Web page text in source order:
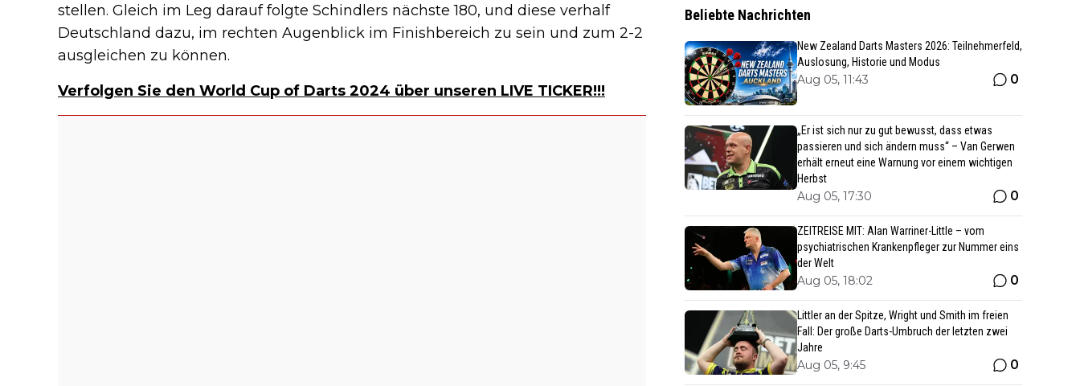
stellen. Gleich im Leg darauf folgte Schindlers nächste 180, und diese verhalf
Deutschland dazu, im rechten Augenblick im Finishbereich zu sein und zum 2-2
ausgleichen zu können.
Verfolgen Sie den World Cup of Darts 2024 über unseren LIVE TICKER!!!
Beliebte Nachrichten
New Zealand Darts Masters 2026: Teilnehmerfeld,
Auslosung, Historie und Modus
Aug 05, 11:43 0
„Er ist sich nur zu gut bewusst, dass etwas
passieren und sich ändern muss“ – Van Gerwen
erhält erneut eine Warnung vor einem wichtigen
Herbst
Aug 05, 17:30 0
ZEITREISE MIT: Alan Warriner-Little – vom
psychiatrischen Krankenpfleger zur Nummer eins
der Welt
Aug 05, 18:02 0
Littler an der Spitze, Wright und Smith im freien
Fall: Der große Darts-Umbruch der letzten zwei
Jahre
Aug 05, 9:45 0